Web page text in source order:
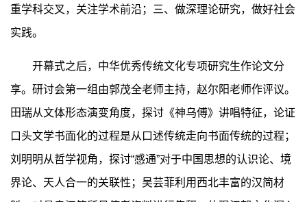
重学科交叉，关注学术前沿；三、做深理论研究，做好社会
实践。
开幕式之后，中华优秀传统文化专项研究生作论文分
享。研讨会第一组由郭茂全老师主持，赵尔阳老师作评议。
田瑞从文体形态演变角度，探讨《神乌傅》讲唱特征，论证
口头文学书面化的过程是从口述传统走向书面传统的过程；
刘明明从哲学视角，探讨“感通”对于中国思想的认识论、境
界论、天人合一的关联性；吴芸菲利用西北丰富的汉简材